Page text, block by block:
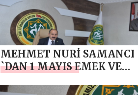
MEHMET NURİ SAMANCI
`DAN 1 MAYIS EMEK VE
KUTLAMA MESAJI